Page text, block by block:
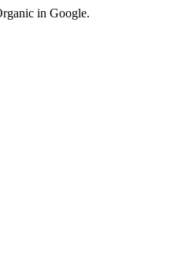
in Google.